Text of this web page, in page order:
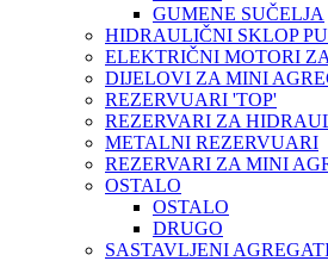
GUMENE SUČELJA
HIDRAULIČNI SKLOP
ELEKTRIČNI MOTORI
DIJELOVI ZA MINI
REZERVUARI 'TOP'
REZERVARI ZA
METALNI REZERVUARI
REZERVARI ZA MINI
OSTALO
OSTALO
DRUGO
SASTAVLJENI